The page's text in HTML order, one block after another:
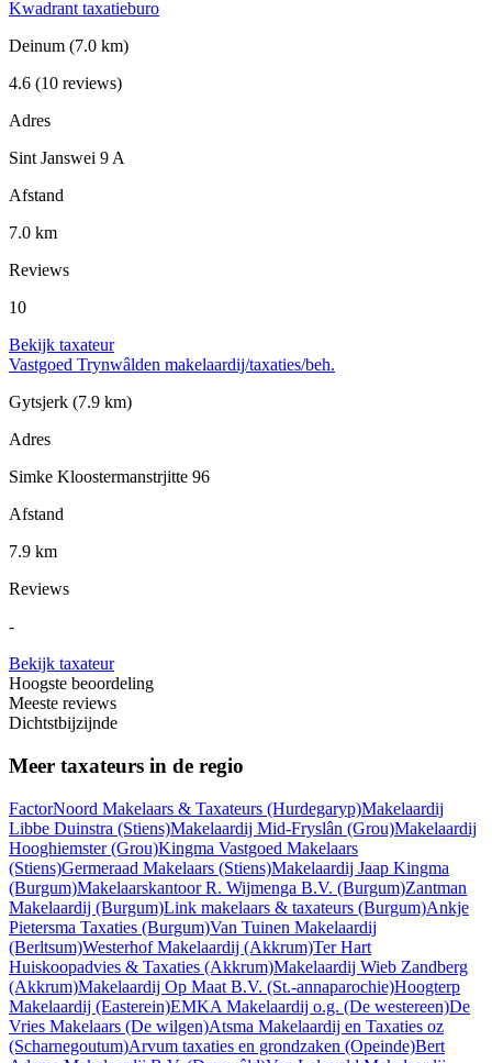
Kwadrant taxatieburo
Deinum (7.0 km)
4.6 (10 reviews)
Adres
Sint Janswei 9 A
Afstand
7.0 km
Reviews
10
Bekijk taxateur
Vastgoed Trynwâlden makelaardij/taxaties/beh.
Gytsjerk (7.9 km)
Adres
Simke Kloostermanstrjitte 96
Afstand
7.9 km
Reviews
-
Bekijk taxateur
Hoogste beoordeling
Meeste reviews
Dichtstbijzijnde
Meer taxateurs in de regio
FactorNoord Makelaars & Taxateurs (Hurdegaryp)Makelaardij
Libbe Duinstra (Stiens)Makelaardij Mid-Fryslân (Grou)Makelaardij
Hooghiemster(Grou)Kingma Vastgoed Makelaars
(Stiens)Germeraad Makelaars (Stiens)Makelaardij Jaap Kingma
(Burgum)Makelaarskantoor R. Wijmenga B.V. (Burgum)Zantman
Makelaardij (Burgum)Link makelaars & taxateurs (Burgum)Ankje
Pietersma Taxaties (Burgum)Van Tuinen Makelaardij
(Berltsum)Westerhof Makelaardij (Akkrum)Ter Hart
Huiskoopadvies & Taxaties (Akkrum)Makelaardij Wieb Zandberg
(Akkrum)Makelaardij Op Maat B.V. (St.-annaparochie)Hoogterp
Makelaardij (Easterein)EMKA Makelaardij o.g. (De westereen)De
Vries Makelaars (De wilgen)Atsma Makelaardij en Taxaties oz
(Scharnegoutum)Arvum taxaties en grondzaken (Opeinde)Bert